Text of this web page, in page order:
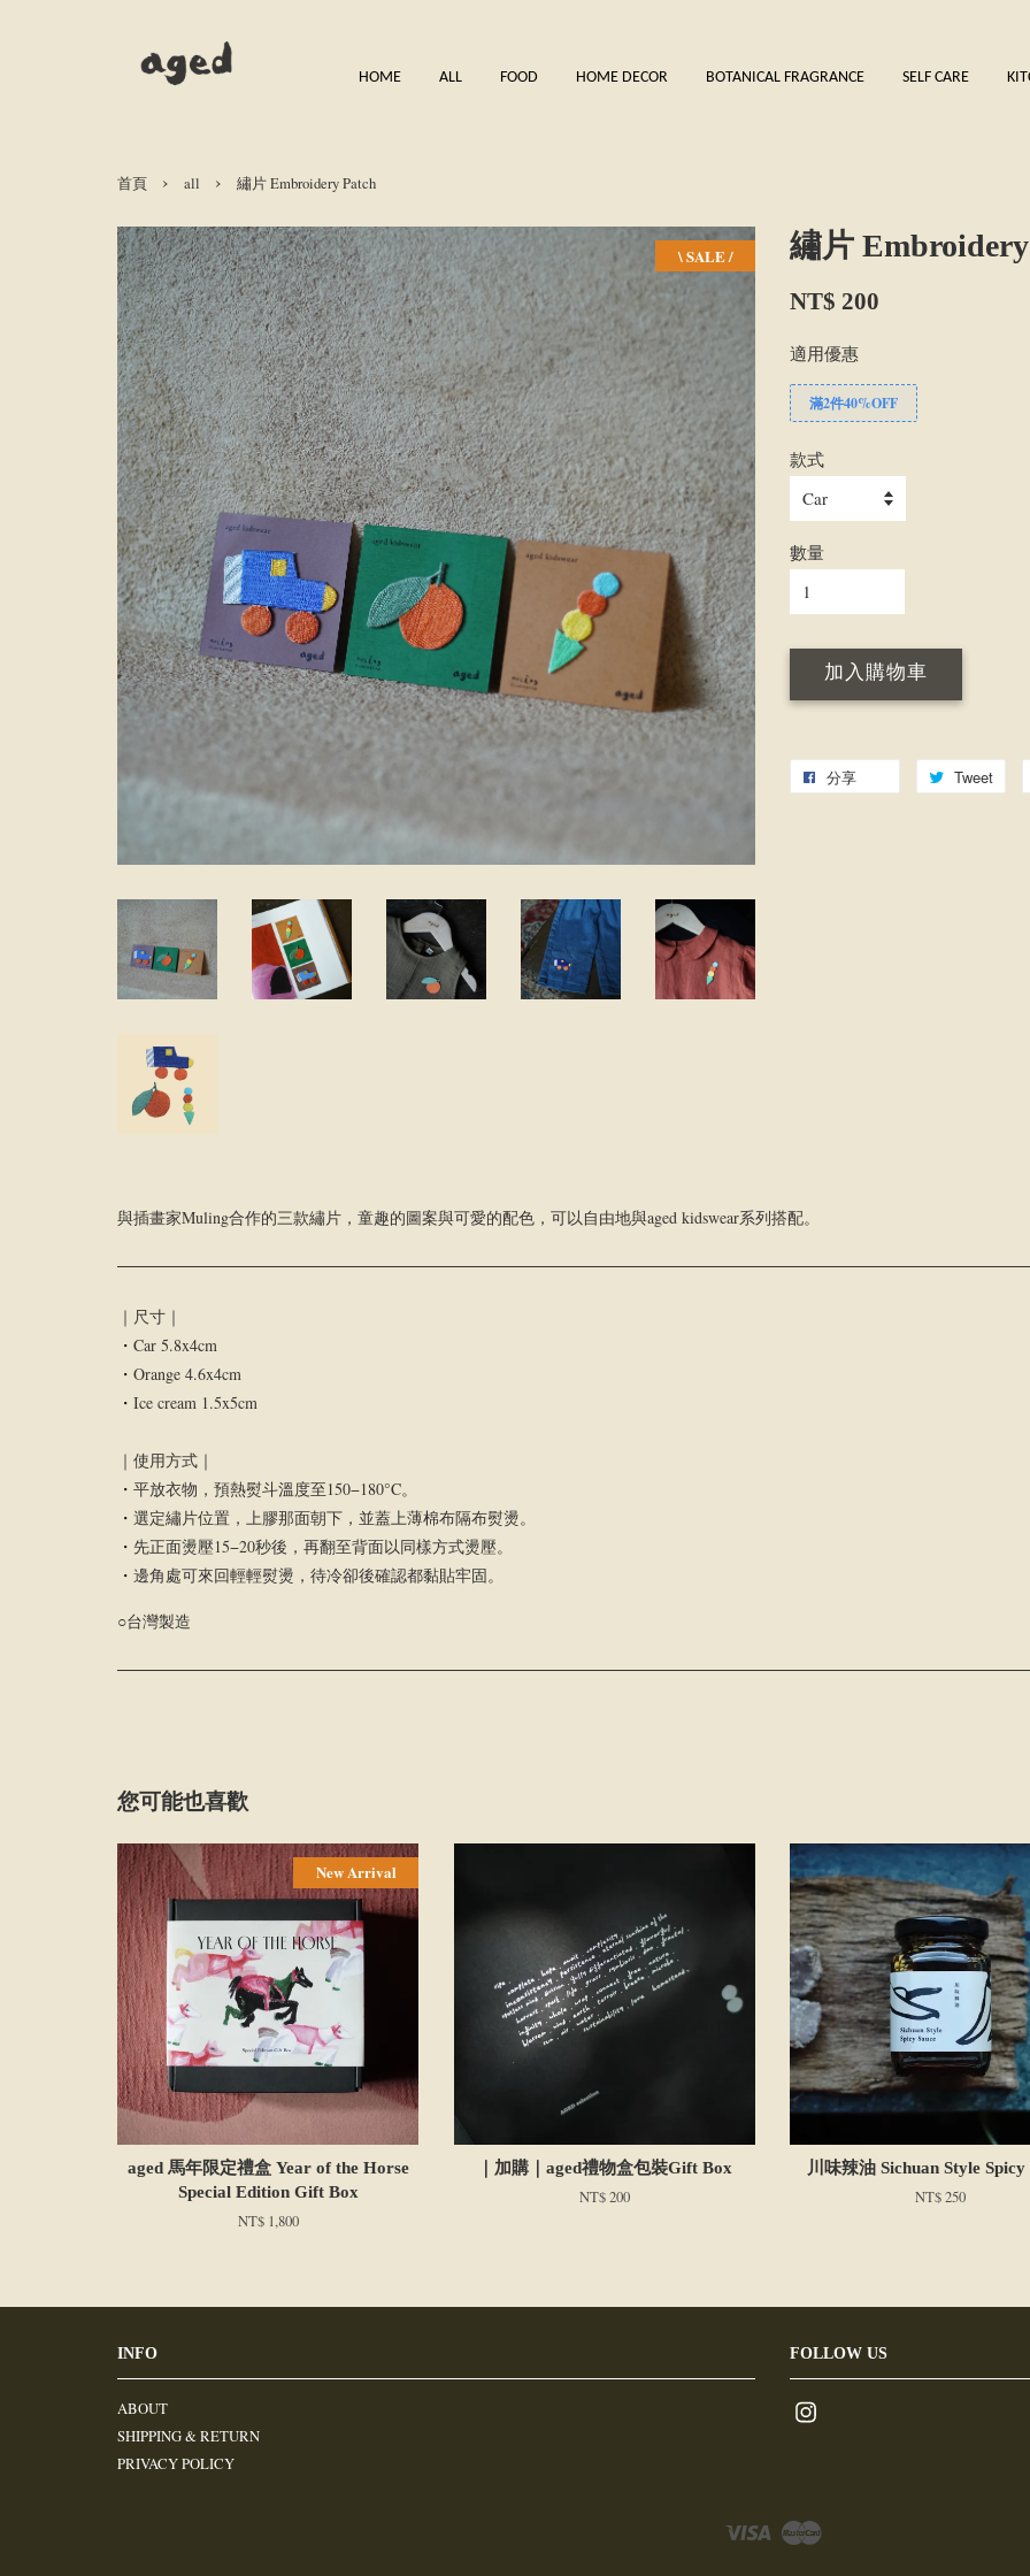
HOME ALL FOOD HOME DECOR BOTANICAL FRAGRANCE SELF CARE
首頁 › all › 繡片 Embroidery Patch
\ SALE / 繡片
NT$ 200
適用優惠
滿2件40%OFF
款式
數量
加入購物車
分享 Tweet
與插畫家Muling合作的三款繡片，童趣的圖案與可愛的配色，可以自由地與aged kidswear系列搭配。
｜尺寸｜
・ Car 5.8x4cm
・ Orange 4.6x4cm
・ Ice cream 1.5x5cm
｜使用方式｜
・ 平放衣物，預熱熨斗溫度至150−180°C。
・ 選定繡片位置，上膠那面朝下，並蓋上薄棉布隔布熨燙。
・ 先正面燙壓15−20秒後，再翻至背面以同樣方式燙壓。
・ 邊角處可來回輕輕熨燙，待冷卻後確認都黏貼牢固。
○台灣製造
您可能也喜歡
New Arrival
aged 馬年限定禮盒 Year of the Horse
Special Edition Gift Box
NT$ 1,800
｜加購｜aged禮物盒包裝Gift Box
NT$ 200
川味辣油 Sichuan Style Spicy
NT$ 250
INFO
ABOUT
SHIPPING & RETURN
PRIVACY POLICY
FOLLOW US
Visa